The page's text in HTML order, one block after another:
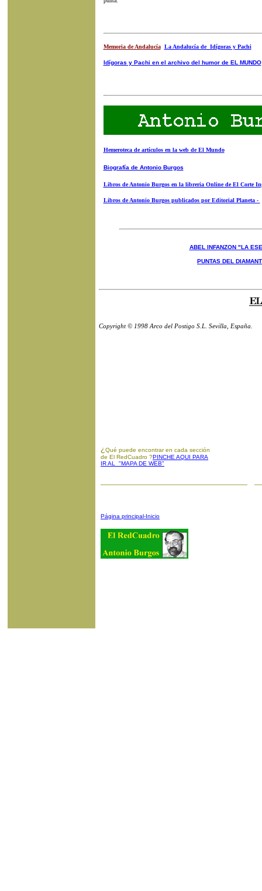
Memoria de Andalucía La Andalucía de Idígoras y Pachi
Idígoras y Pachi en el archivo del humor de EL MUNDO
Hemeroteca de artículos en la web de El Mundo
Biografía de Antonio Burgos
Libros de Antonio Burgos en la libreria Online de El Corte
Libros de Antonio Burgos publicados por Editorial Planeta -
ABEL INFANZON "LA
PUNTAS DEL
Copyright © 1998 Arco del Postigo S.L. Sevilla, España.
¿ Qué puede encontrar en cada sección
de El RedCuadro ?PINCHE AQUI PARA
IR AL "MAPA DE WEB"
Página principal-Inicio